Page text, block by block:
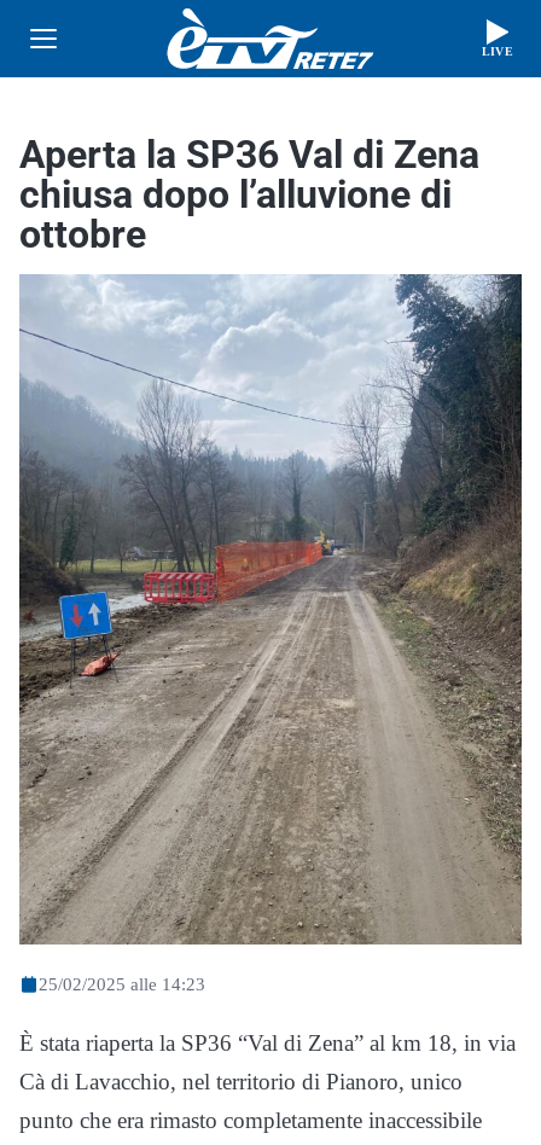
LIVE
Aperta la SP36 Val di Zena
chiusa dopo l’alluvione di
ottobre
25/02/2025 alle 14:23
È stata riaperta la SP36 “Val di Zena” al km 18, in via
Cà di Lavacchio, nel territorio di Pianoro, unico
punto che era rimasto completamente inaccessibile